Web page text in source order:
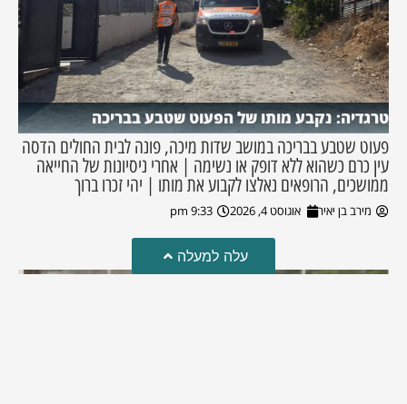
טרגדיה: נקבע מותו של הפעוט שטבע בבריכה
פעוט שטבע בבריכה במושב שדות מיכה, פונה לבית החולים הדסה
עין כרם כשהוא ללא דופק או נשימה | אחרי ניסיונות של החייאה
ממושכים, הרופאים נאלצו לקבוע את מותו | יהי זכרו ברוך
מירב בן יאיר אוגוסט 4, 2026 9:33 pm
עלה למעלה